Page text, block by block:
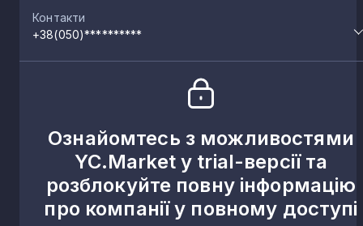
Рибальче
Контакти
+38(050)**********
Ознайомтесь з можливостями
YC.Market у trial-версії та
розблокуйте повну інформацію
про компанії у повному доступі